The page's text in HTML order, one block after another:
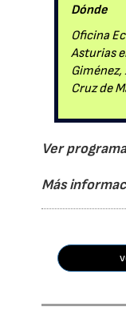
Dónde
Oficina
Asturias
Cruz de
Ver
Más